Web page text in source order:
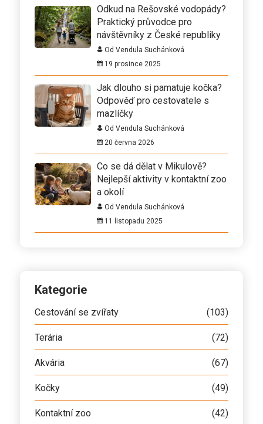
Odkud na Rešovské vodopády?
Praktický průvodce pro
návštěvníky z České republiky
Od Vendula Suchánková
19 prosince 2025
Jak dlouho si pamatuje kočka?
Odpověď pro cestovatele s
mazlíčky
Od Vendula Suchánková
20 června 2026
Co se dá dělat v Mikulově?
Nejlepší aktivity v kontaktní zoo
a okolí
Od Vendula Suchánková
11 listopadu 2025
Kategorie
Cestování se zvířaty (103)
Terária (72)
Akvária (67)
Kočky (49)
Kontaktní zoo (42)